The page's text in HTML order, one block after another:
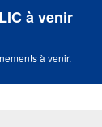
à venir
à venir.